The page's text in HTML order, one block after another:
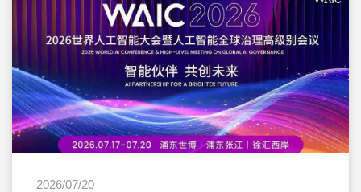
2026/07/20